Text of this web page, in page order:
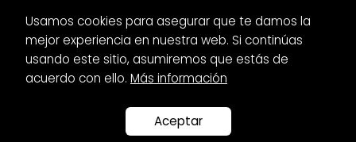
Maquillaje
Maquillaje para vestido coral: tips y
Usamos cookies para asegurar que te damos la
mejor experiencia en nuestra web. Si continúas
usando este sitio, asumiremos que estás de
acuerdo con ello. Más información
Aceptar